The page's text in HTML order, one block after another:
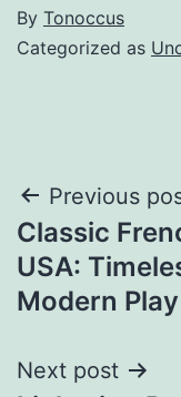
By Tonoccus
Categorized as
Post
Previous
Classic
USA:
Modern Play
Next post